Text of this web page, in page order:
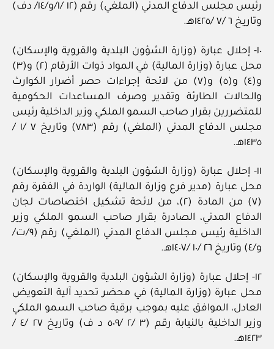
رئيس مجلس الدفاع المدني (الملغي) رقم (١٢ /١/و/١٤/ دف)
وتاريخ ٦ /٧ /١٤٢٥هـ.
١٠- إحلال عبارة (وزارة الشؤون البلدية والقروية والإسكان)
محل عبارة (وزارة المالية) في المواد ذوات الأرقام (٢) و(٣)
و(٤) و(٥) و(٧) من لائحة إجراءات حصر أضرار الكوارث
والحالات الطارئة وتقدير وصرف المساعدات الحكومية
للمتضررين بقرار صاحب السمو الملكي وزير الداخلية رئيس
مجلس الدفاع المدني (الملغي) رقم (٧٨٣) وتاريخ ٧ /١ /
١٤٣٥هـ.
١١- إحلال عبارة (وزارة الشؤون البلدية والقروية والإسكان)
محل عبارة (مدير فرع وزارة المالية) الواردة في الفقرة رقم
(٧) من المادة (٢)، من لائحة تشكيل اختصاصات لجان
الدفاع المدني، الصادرة بقرار صاحب السمو الملكي وزير
الداخلية رئيس مجلس الدفاع المدني (الملغي) رقم (٩/ت/
و/٤) وتاريخ ٢٦ /١٠ /١٤٠٧هـ.
١٢- إحلال عبارة (وزارة الشؤون البلدية والقروية والإسكان)
محل عبارة (وزارة المالية) في محضر تحديد آلية التعويض
العادل، الموافق عليه بموجب برقية صاحب السمو الملكي
وزير الداخلية بالنيابة رقم (٣ /٢ /٥٠٩ د ف) وتاريخ ٢٧ /٤ /
١٤٢٣هـ.